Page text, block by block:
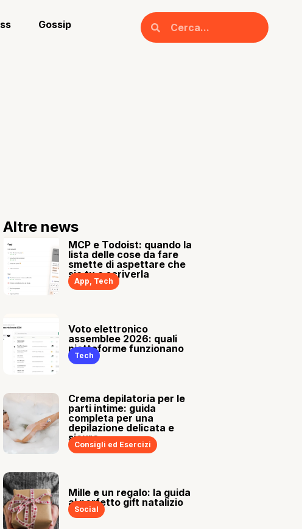
Gossip
Altre news
MCP e Todoist: quando la
lista delle cose da fare
smette di aspettare che
sia tu a scriverla
App, Tech
Voto elettronico
assemblee 2026: quali
piattaforme funzionano
Tech
Crema depilatoria per le
parti intime: guida
completa per una
depilazione delicata e
sicura
Consigli ed Esercizi
Mille e un regalo: la guida
al perfetto gift natalizio
Social